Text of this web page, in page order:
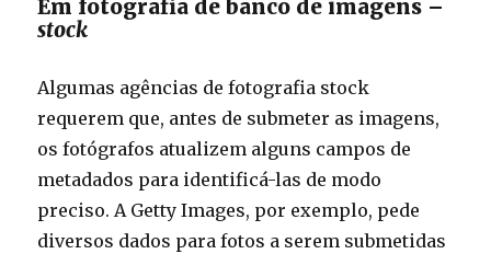
Em fotografia de banco de imagens –
stock
Algumas agências de fotografia stock
requerem que, antes de submeter as imagens,
os fotógrafos atualizem alguns campos de
metadados para identificá-las de modo
preciso. A Getty Images, por exemplo, pede
diversos dados para fotos a serem submetidas